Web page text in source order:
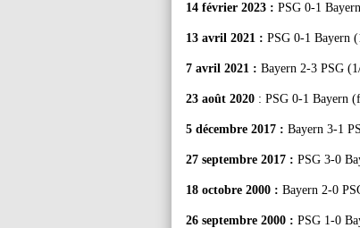
14 février 2023 : PSG 0-1
13 avril 2021 : PSG 0-1 Bayern
7 avril 2021 : Bayern 2-3 PSG
23 août 2020 : PSG 0-1 Bayern
5 décembre 2017 : Bayern 3-1
27 septembre 2017 : PSG 3-0
18 octobre 2000 : Bayern 2-0
26 septembre 2000 : PSG 1-0